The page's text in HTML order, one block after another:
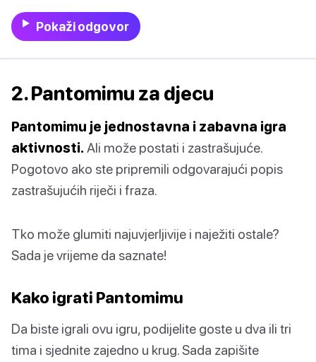
Pokaži odgovor
2. Pantomimu za djecu
Pantomimu je jednostavna i zabavna igra
aktivnosti. Ali može postati i zastrašujuće.
Pogotovo ako ste pripremili odgovarajući popis
zastrašujućih riječi i fraza.
Tko može glumiti najuvjerljivije i naježiti ostale?
Sada je vrijeme da saznate!
Kako igrati Pantomimu
Da biste igrali ovu igru, podijelite goste u dva ili tri
tima i sjednite zajedno u krug. Sada zapišite